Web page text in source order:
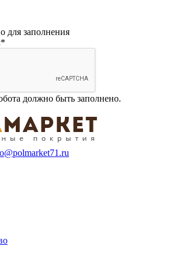
для заполнения
*
должно быть заполнено.